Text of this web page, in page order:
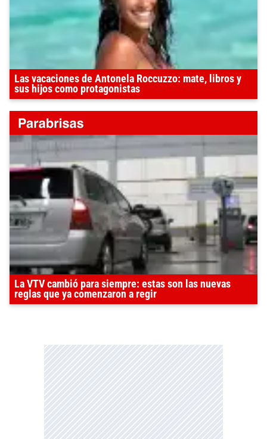
Las vacaciones de Antonela Roccuzzo: mate, libros y
sus hijos como protagonistas
La VTV cambió para siempre: estas son las nuevas
reglas que ya comenzaron a regir